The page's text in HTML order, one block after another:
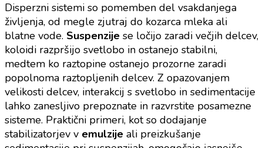
Disperzni sistemi so pomemben del vsakdanjega
življenja, od megle zjutraj do kozarca mleka ali
blatne vode. Suspenzije se ločijo zaradi večjih delcev,
koloidi razpršijo svetlobo in ostanejo stabilni,
medtem ko raztopine ostanejo prozorne zaradi
popolnoma raztopljenih delcev. Z opazovanjem
velikosti delcev, interakcij s svetlobo in sedimentacije
lahko zanesljivo prepoznate in razvrstite posamezne
sisteme. Praktični primeri, kot so dodajanje
stabilizatorjev v emulzije ali preizkušanje